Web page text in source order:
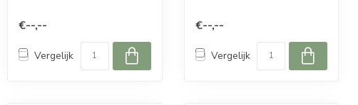
€--,--
Vergelijk
€--,--
Vergelijk